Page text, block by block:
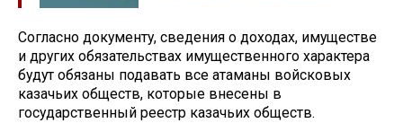
Согласно документу, сведения о доходах, имуществе
и других обязательствах имущественного характера
будут обязаны подавать все атаманы войсковых
казачьих обществ, которые внесены в
государственный реестр казачьих обществ.